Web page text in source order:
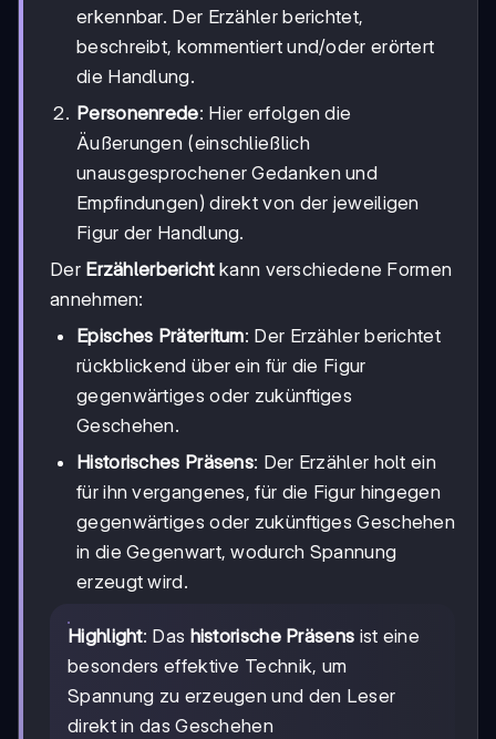
erkennbar. Der Erzähler berichtet,
beschreibt, kommentiert und/oder erörtert
die Handlung.
Personenrede: Hier erfolgen die
Äußerungen (einschließlich
unausgesprochener Gedanken und
Empfindungen) direkt von der jeweiligen
Figur der Handlung.
Der Erzählerberichtkann verschiedene Formen
annehmen:
Episches Präteritum: Der Erzähler berichtet
rückblickend über ein für die Figur
gegenwärtiges oder zukünftiges
Geschehen.
Historisches Präsens: Der Erzähler holt ein
für ihn vergangenes, für die Figur hingegen
gegenwärtiges oder zukünftiges Geschehen
in die Gegenwart, wodurch Spannung
erzeugt wird.
Highlight: Das historische Präsens ist eine
besonders effektive Technik, um
Spannung zu erzeugen und den Leser
direkt in das Geschehen